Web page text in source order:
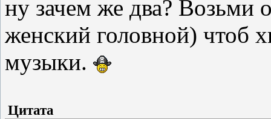
ну зачем же два?
женский головной) чтоб
музыки.
Цитата